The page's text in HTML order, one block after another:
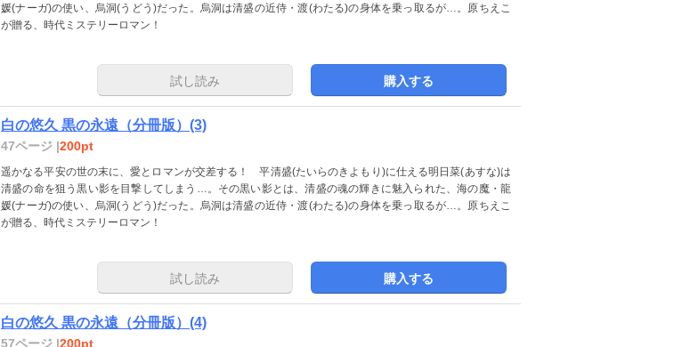
媛(ナーガ)の使い、烏洞(うどう)だった。烏洞は清盛の近侍・渡(わたる)の身体を乗っ取るが…。原ちえこ
が贈る、時代ミステリーロマン！
試し読み 購入する
白の悠久 黒の永遠（分冊版）(3)
47ページ |200pt
遥かなる平安の世の末に、愛とロマンが交差する！ 平清盛(たいらのきよもり)に仕える明日菜(あすな)は
清盛の命を狙う黒い影を目撃してしまう…。その黒い影とは、清盛の魂の輝きに魅入られた、海の魔・龍
媛(ナーガ)の使い、烏洞(うどう)だった。烏洞は清盛の近侍・渡(わたる)の身体を乗っ取るが…。原ちえこ
が贈る、時代ミステリーロマン！
試し読み 購入する
白の悠久 黒の永遠（分冊版）(4)
57ページ |200pt